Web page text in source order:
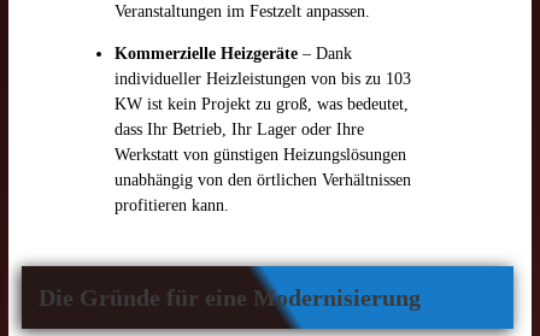
Veranstaltungen im Festzelt anpassen.
Kommerzielle Heizgeräte– Dank
individueller Heizleistungen von bis zu 103
KW ist kein Projekt zu groß, was bedeutet,
dass Ihr Betrieb, Ihr Lager oder Ihre
Werkstatt von günstigen Heizungslösungen
unabhängig von den örtlichen Verhältnissen
profitieren kann.
Die Gründe für eine Modernisierung